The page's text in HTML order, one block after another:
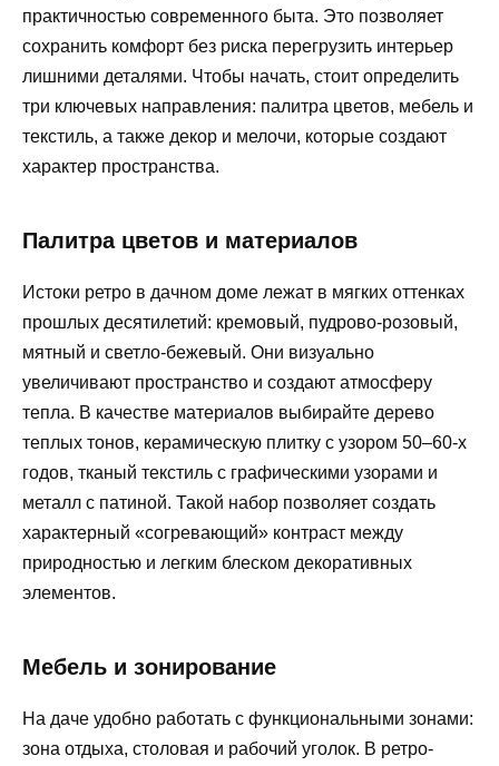
практичностью современного быта. Это позволяет
сохранить комфорт без риска перегрузить интерьер
лишними деталями. Чтобы начать, стоит определить
три ключевых направления: палитра цветов, мебель и
текстиль, а также декор и мелочи, которые создают
характер пространства.
Палитра цветов и материалов
Истоки ретро в дачном доме лежат в мягких оттенках
прошлых десятилетий: кремовый, пудрово-розовый,
мятный и светло-бежевый. Они визуально
увеличивают пространство и создают атмосферу
тепла. В качестве материалов выбирайте дерево
теплых тонов, керамическую плитку с узором 50–60-х
годов, тканый текстиль с графическими узорами и
металл с патиной. Такой набор позволяет создать
характерный «согревающий» контраст между
природностью и легким блеском декоративных
элементов.
Мебель и зонирование
На даче удобно работать с функциональными зонами:
зона отдыха, столовая и рабочий уголок. В ретро-